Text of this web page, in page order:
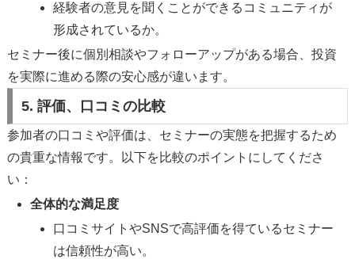
経験者の意見を聞くことができるコミュニティが
形成されているか。
セミナー後に個別相談やフォローアップがある場合、投資
を実際に進める際の安心感が違います。
5. 評価、口コミの比較
参加者の口コミや評価は、セミナーの実態を把握するため
の貴重な情報です。以下を比較のポイントにしてくださ
い：
全体的な満足度
口コミサイトやSNSで高評価を得ているセミナー
は信頼性が高い。